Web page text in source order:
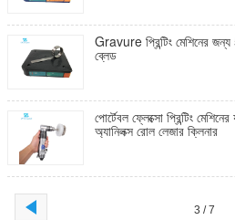
Gravure প্রিন্টিং মেশিনের
ব্লেড
পোর্টেবল ফ্লেক্সো প্রিন্টিং
অ্যানিলক্স রোল লেজার ক্লিনার
3 / 7